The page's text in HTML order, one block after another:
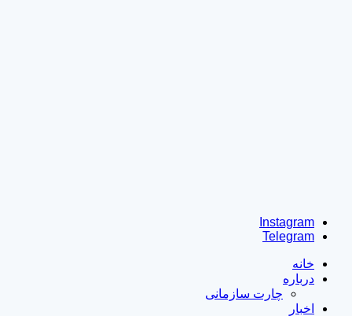
Instagram
Telegram
خانه
درباره
چارت سازمانی
اخبار